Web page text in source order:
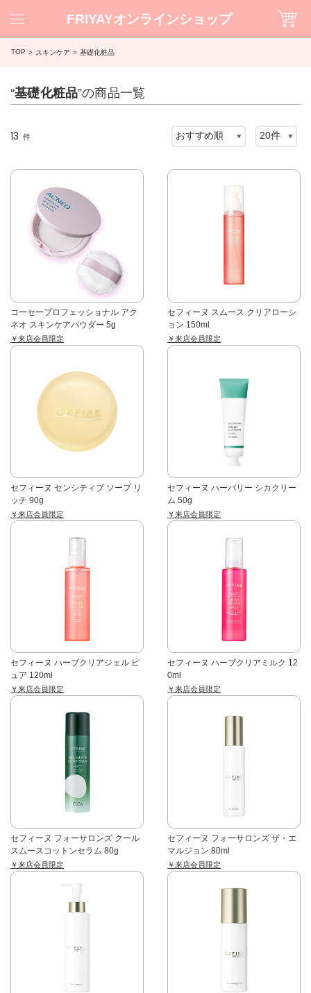
FRIYAYオンラインショップ
TOP スキンケア 基礎化粧品
“基礎化粧品”の商品一覧
13 件
コーセープロフェッショナル アク
ネオ スキンケアパウダー 5g
￥来店会員限定
セフィーヌ スムース クリアローシ
ョン 150ml
￥来店会員限定
セフィーヌ センシティブ ソープ リ
ッチ 90g
￥来店会員限定
セフィーヌ ハーバリー シカクリー
ム 50g
￥来店会員限定
セフィーヌ ハーブクリアジェル ピ
ュア 120ml
￥来店会員限定
セフィーヌ ハーブクリアミルク 12
0ml
￥来店会員限定
セフィーヌ フォーサロンズ クール
スムースコットンセラム 80g
￥来店会員限定
セフィーヌ フォーサロンズ ザ・エ
マルジョン 80ml
￥来店会員限定